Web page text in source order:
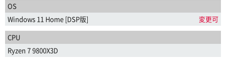
OS
Windows 11 Home [DSP版]
変更可
CPU
Ryzen 7 9800X3D